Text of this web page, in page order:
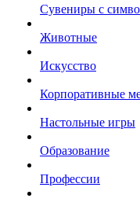
Сувениры с
Животные
Искусство
Корпоративные
Настольные игры
Образование
Профессии